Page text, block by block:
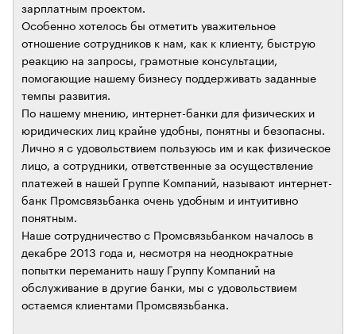
зарплатным проектом.
Особенно хотелось бы отметить уважительное
отношение сотрудников к нам, как к клиенту, быструю
реакцию на запросы, грамотные консультации,
помогающие нашему бизнесу поддерживать заданные
темпы развития.
По нашему мнению, интернет-банки для физических и
юридических лиц крайне удобны, понятны и безопасны.
Лично я с удовольствием пользуюсь им и как физическое
лицо, а сотрудники, ответственные за осуществление
платежей в нашей Группе Компаний, называют интернет-
банк Промсвязьбанка очень удобным и интуитивно
понятным.
Наше сотрудничество с Промсвязьбанком началось в
декабре 2013 года и, несмотря на неоднократные
попытки переманить нашу Группу Компаний на
обслуживание в другие банки, мы с удовольствием
остаемся клиентами Промсвязьбанка.